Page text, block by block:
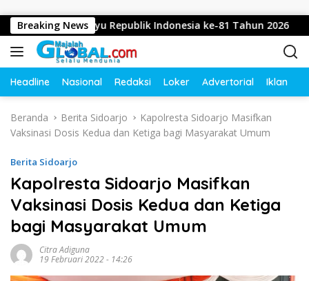
Breaking News
Dirgahayu Republik Indonesia ke-81 Tahun 2026
Headline Nasional Redaksi Loker Advertorial Iklan
Beranda Berita Sidoarjo
Kapolresta Sidoarjo Masifkan
Vaksinasi Dosis Kedua dan Ketiga bagi Masyarakat Umum
Berita Sidoarjo
Kapolresta Sidoarjo Masifkan
Vaksinasi Dosis Kedua dan Ketiga
bagi Masyarakat Umum
Citra Adiguna
19 Februari 2022 - 14:26